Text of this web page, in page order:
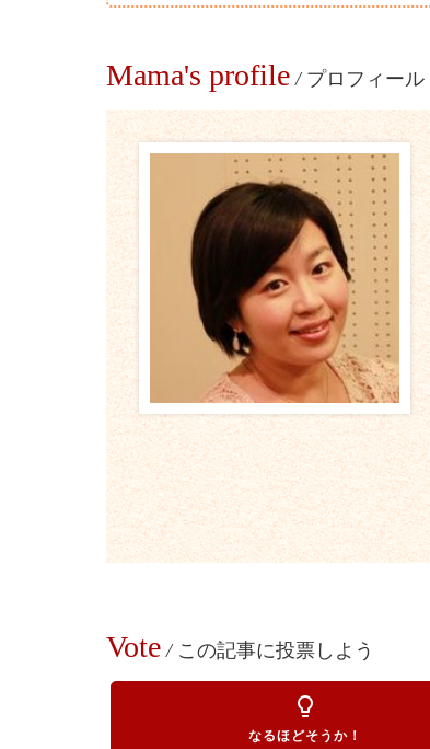
Mama's profile / プロフィール
Vote / この記事に投票しよう
lightbulb_outline
なるほどそうか！